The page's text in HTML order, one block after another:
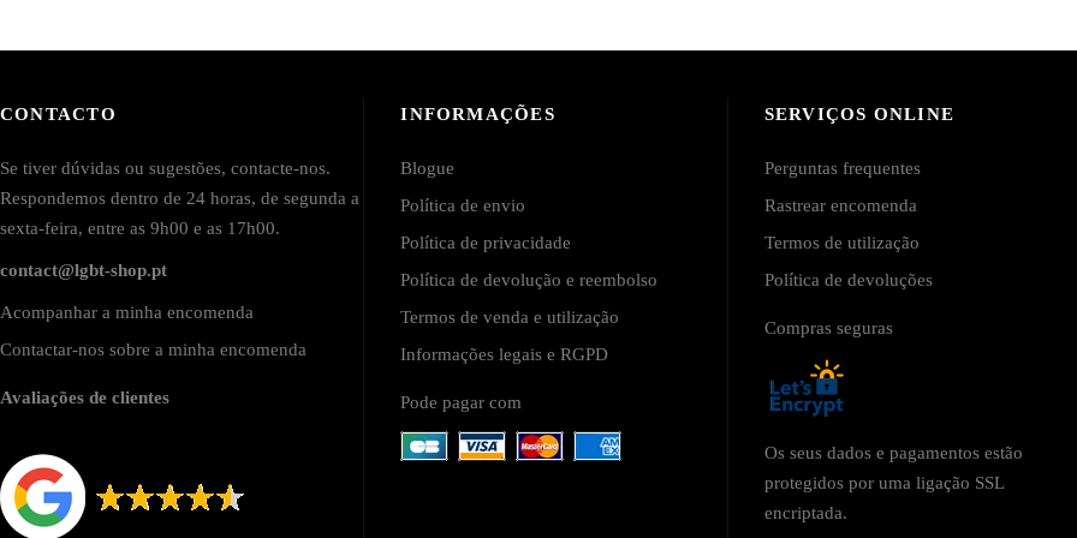
CONTACTO
Se tiver dúvidas ou sugestões, contacte-nos.
Respondemos dentro de 24 horas, de segunda a
sexta-feira, entre as 9h00 e as 17h00.
contact@lgbt-shop.pt
Acompanhar a minha encomenda
Contactar-nos sobre a minha encomenda
Avaliações de clientes
INFORMAÇÕES
Blogue
Política de envio
Política de privacidade
Política de devolução e reembolso
Termos de venda e utilização
Informações legais e RGPD
Pode pagar com
SERVIÇOS ONLINE
Perguntas frequentes
Rastrear encomenda
Termos de utilização
Política de devoluções
Compras seguras
Os seus dados e pagamentos estão
protegidos por uma ligação SSL
encriptada.